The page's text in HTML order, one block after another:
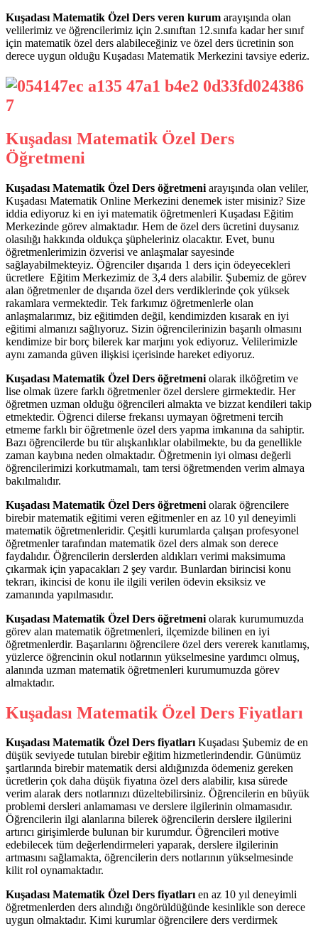
Kuşadası Matematik Özel Ders veren kurum arayışında olan
velilerimiz ve öğrencilerimiz için 2.sınıftan 12.sınıfa kadar her sınıf
için matematik özel ders alabileceğiniz ve özel ders ücretinin son
derece uygun olduğu Kuşadası Matematik Merkezini tavsiye ederiz.
Kuşadası Matematik Özel Ders
Öğretmeni
Kuşadası Matematik Özel Ders öğretmeni arayışında olan veliler,
Kuşadası Matematik Online Merkezini denemek ister misiniz? Size
iddia ediyoruz ki en iyi matematik öğretmenleri Kuşadası Eğitim
Merkezinde görev almaktadır. Hem de özel ders ücretini duysanız
olasılığı hakkında oldukça şüpheleriniz olacaktır. Evet, bunu
öğretmenlerimizin özverisi ve anlaşmalar sayesinde
sağlayabilmekteyiz. Öğrenciler dışarıda 1 ders için ödeyecekleri
ücretlere Eğitim Merkezimiz de 3,4 ders alabilir. Şubemiz de görev
alan öğretmenler de dışarıda özel ders verdiklerinde çok yüksek
rakamlara vermektedir. Tek farkımız öğretmenlerle olan
anlaşmalarımız, biz eğitimden değil, kendimizden kısarak en iyi
eğitimi almanızı sağlıyoruz. Sizin öğrencilerinizin başarılı olmasını
kendimize bir borç bilerek kar marjını yok ediyoruz. Velilerimizle
aynı zamanda güven ilişkisi içerisinde hareket ediyoruz.
Kuşadası Matematik Özel Ders öğretmeni olarak ilköğretim ve
lise olmak üzere farklı öğretmenler özel derslere girmektedir. Her
öğretmen uzman olduğu öğrencileri almakta ve bizzat kendileri takip
etmektedir. Öğrenci dilerse frekansı uymayan öğretmeni tercih
etmeme farklı bir öğretmenle özel ders yapma imkanına da sahiptir.
Bazı öğrencilerde bu tür alışkanlıklar olabilmekte, bu da genellikle
zaman kaybına neden olmaktadır. Öğretmenin iyi olması değerli
öğrencilerimizi korkutmamalı, tam tersi öğretmenden verim almaya
bakılmalıdır.
Kuşadası Matematik Özel Ders öğretmeni olarak öğrencilere
birebir matematik eğitimi veren eğitmenler en az 10 yıl deneyimli
matematik öğretmenleridir. Çeşitli kurumlarda çalışan profesyonel
öğretmenler tarafından matematik özel ders almak son derece
faydalıdır. Öğrencilerin derslerden aldıkları verimi maksimuma
çıkarmak için yapacakları 2 şey vardır. Bunlardan birincisi konu
tekrarı, ikincisi de konu ile ilgili verilen ödevin eksiksiz ve
zamanında yapılmasıdır.
Kuşadası Matematik Özel Ders öğretmeni olarak kurumumuzda
görev alan matematik öğretmenleri, ilçemizde bilinen en iyi
öğretmenlerdir. Başarılarını öğrencilere özel ders vererek kanıtlamış,
yüzlerce öğrencinin okul notlarının yükselmesine yardımcı olmuş,
alanında uzman matematik öğretmenleri kurumumuzda görev
almaktadır.
Kuşadası Matematik Özel Ders Fiyatları
Kuşadası Matematik Özel Ders fiyatlarıKuşadası Şubemiz de en
düşük seviyede tutulan birebir eğitim hizmetlerindendir. Günümüz
şartlarında birebir matematik dersi aldığınızda ödemeniz gereken
ücretlerin çok daha düşük fiyatına özel ders alabilir, kısa sürede
verim alarak ders notlarınızı düzeltebilirsiniz. Öğrencilerin en büyük
problemi dersleri anlamaması ve derslere ilgilerinin olmamasıdır.
Öğrencilerin ilgi alanlarına bilerek öğrencilerin derslere ilgilerini
artırıcı girişimlerde bulunan bir kurumdur. Öğrencileri motive
edebilecek tüm değerlendirmeleri yaparak, derslere ilgilerinin
artmasını sağlamakta, öğrencilerin ders notlarının yükselmesinde
kilit rol oynamaktadır.
Kuşadası Matematik Özel Ders fiyatlarıen az 10 yıl deneyimli
öğretmenlerden ders alındığı öngörüldüğünde kesinlikle son derece
uygun olmaktadır. Kimi kurumlar öğrencilere ders verdirmek